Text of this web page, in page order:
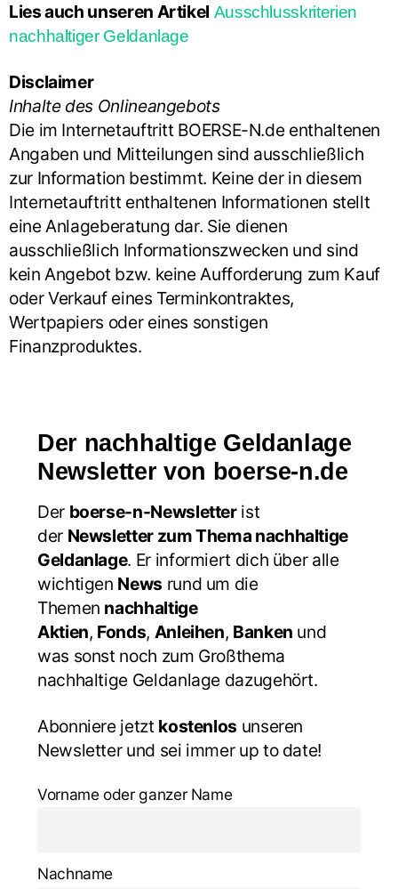
Lies auch unseren Artikel Ausschlusskriterien
nachhaltiger Geldanlage
Disclaimer
Inhalte des Onlineangebots
Die im Internetauftritt BOERSE-N.de enthaltenen
Angaben und Mitteilungen sind ausschließlich
zur Information bestimmt. Keine der in diesem
Internetauftritt enthaltenen Informationen stellt
eine Anlageberatung dar. Sie dienen
ausschließlich Informationszwecken und sind
kein Angebot bzw. keine Aufforderung zum Kauf
oder Verkauf eines Terminkontraktes,
Wertpapiers oder eines sonstigen
Finanzproduktes.
Der nachhaltige Geldanlage
Newsletter von boerse-n.de
Der boerse-n-Newsletterist
der Newsletter zum Thema nachhaltige
Geldanlage. Er informiert dich über alle
wichtigen News rund um die
Themen nachhaltige
Aktien, Fonds, Anleihen, Banken und
was sonst noch zum Großthema
nachhaltige Geldanlage dazugehört.
Abonniere jetzt kostenlos unseren
Newsletter und sei immer up to date!
Vorname oder ganzer Name
Nachname